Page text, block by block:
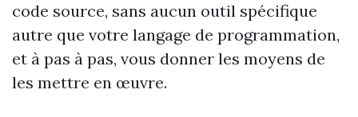
code source, sans aucun outil spécifique
autre que votre langage de programmation,
et à pas à pas, vous donner les moyens de
les mettre en œuvre.